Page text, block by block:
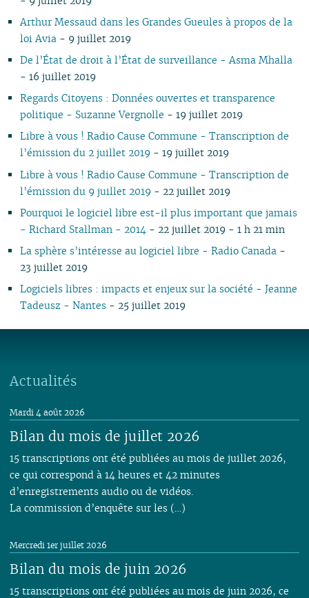
01
01
01
03
02
01
03
02
02
Arthur Messaud dans les Grandes Gueules à propos de la
loi Avia- 9 juillet 2019
De l’État de droit à l’État de surveillance - Asma Mhalla
- 16 juillet 2019
Regards Citoyens : Données ouvertes et transparence
politique - Suzanne Vergnolle - 19 juillet 2019
Libre à vous ! Radio Cause Commune - Transcription de
l’émission du 2 juillet 2019- 19 juillet 2019
Libre à vous ! Radio Cause Commune - Transcription de
l’émission du 9 juillet 2019- 22 juillet 2019
Pourquoi le logiciel libre est-il plus important que jamais
- Richard Stallman - 2014 - 22 juillet 2019 - 1 h 21 min
La sphère s’intéresse au logiciel libre - Radio Canada-
23 juillet 2019
Logiciels libres : impacts et enjeux sur la société - Jeanne
Tadeusz - Nantes- 25 juillet 2019
Actualités
Bilan du mois de juillet 2026
Mardi 4 août 2026
15 transcriptions ont été publiées au mois de juillet 2026,
ce qui correspond à 14 heures et 42 minutes
d’enregistrements audio ou de vidéos.
La commission d’enquête sur les (…)
Bilan du mois de juin 2026
Mercredi 1er juillet 2026
15 transcriptions ont été publiées au mois de juin 2026, ce